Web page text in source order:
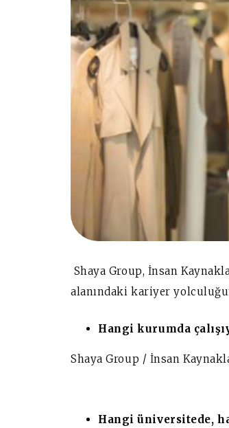
Shaya Group, İnsan
alanındaki kariyer
Hangi kurumda
Shaya Group / İnsan
Hangi üniversitede,